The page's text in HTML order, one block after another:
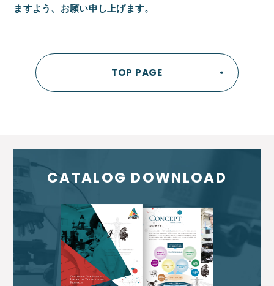
ますよう、お願い申し上げます。
TOP PAGE
CATALOG DOWNLOAD